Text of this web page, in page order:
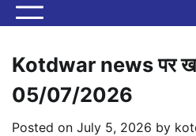
Kotdwar news पर
05/07/2026
Posted on July 5, 2026 by